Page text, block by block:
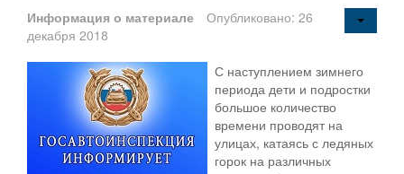
Информация о материале
Опубликовано: 26
декабря 2018
С наступлением зимнего
периода дети и подростки
большое количество
времени проводят на
улицах, катаясь с ледяных
горок на различных